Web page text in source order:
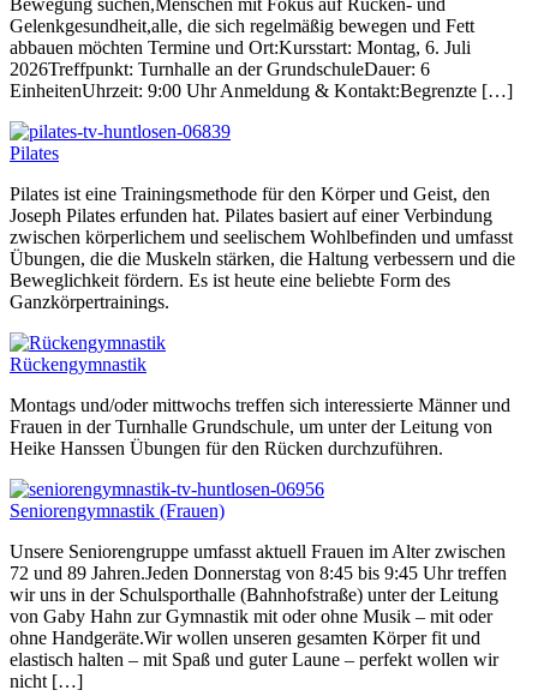
Gelenkgesundheit,alle, die sich regelmäßig bewegen und Fett
abbauen möchten Termine und Ort:Kursstart: Montag, 6. Juli
2026Treffpunkt: Turnhalle an der GrundschuleDauer: 6
EinheitenUhrzeit: 9:00 Uhr Anmeldung & Kontakt:Begrenzte […]
Pilates
Pilates ist eine Trainingsmethode für den Körper und Geist, den
Joseph Pilates erfunden hat. Pilates basiert auf einer Verbindung
zwischen körperlichem und seelischem Wohlbefinden und umfasst
Übungen, die die Muskeln stärken, die Haltung verbessern und die
Beweglichkeit fördern. Es ist heute eine beliebte Form des
Ganzkörpertrainings.
Rückengymnastik
Montags und/oder mittwochs treffen sich interessierte Männer und
Frauen in der Turnhalle Grundschule, um unter der Leitung von
Heike Hanssen Übungen für den Rücken durchzuführen.
Seniorengymnastik (Frauen)
Unsere Seniorengruppe umfasst aktuell Frauen im Alter zwischen
72 und 89 Jahren.Jeden Donnerstag von 8:45 bis 9:45 Uhr treffen
wir uns in der Schulsporthalle (Bahnhofstraße) unter der Leitung
von Gaby Hahn zur Gymnastik mit oder ohne Musik – mit oder
ohne Handgeräte.Wir wollen unseren gesamten Körper fit und
elastisch halten – mit Spaß und guter Laune – perfekt wollen wir
nicht […]